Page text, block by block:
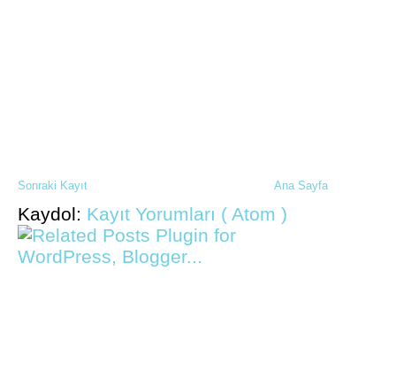
Sonraki Kayıt Ana Sayfa
Kaydol: Kayıt Yorumları ( Atom )